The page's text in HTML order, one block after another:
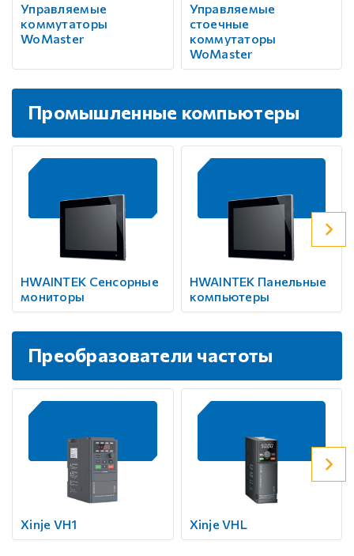
Управляемые
коммутаторы
WoMaster
Управляемые
стоечные
коммутаторы
WoMaster
Промышленные компьютеры
HWAINTEK Сенсорные
мониторы
HWAINTEK Панельные
компьютеры
Преобразователи частоты
Xinje VH1 Xinje VHL